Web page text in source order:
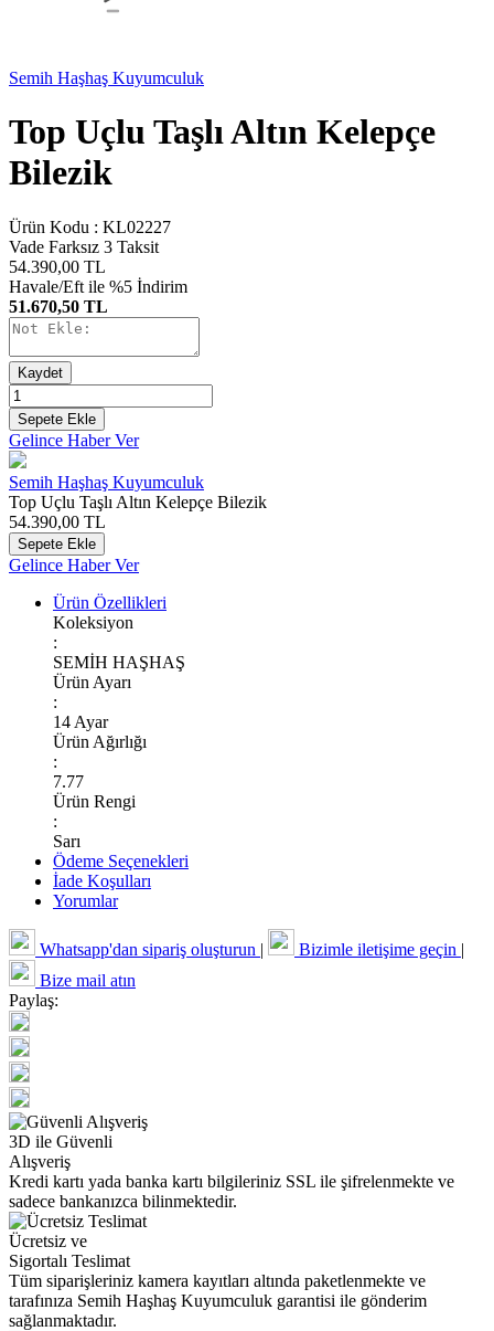
Semih Haşhaş Kuyumculuk
Top Uçlu Taşlı Altın Kelepçe
Bilezik
Ürün Kodu : KL02227
Vade Farksız 3 Taksit
54.390,00 TL
Havale/Eft ile %5 İndirim
51.670,50 TL
Kaydet
Sepete Ekle
Gelince Haber Ver
Semih Haşhaş Kuyumculuk
Top Uçlu Taşlı Altın Kelepçe Bilezik
54.390,00 TL
Sepete Ekle
Gelince Haber Ver
Ürün Özellikleri
Koleksiyon
:
SEMİH HAŞHAŞ
Ürün Ayarı
:
14 Ayar
Ürün Ağırlığı
:
7.77
Ürün Rengi
:
Sarı
Ödeme Seçenekleri
İade Koşulları
Yorumlar
Whatsapp'dan sipariş oluşturun | Bizimle iletişime geçin |
Bize mail atın
Paylaş:
3D ile Güvenli
Alışveriş
Kredi kartı yada banka kartı bilgileriniz SSL ile şifrelenmekte ve
sadece bankanızca bilinmektedir.
Ücretsiz ve
Sigortalı Teslimat
Tüm siparişleriniz kamera kayıtları altında paketlenmekte ve
tarafınıza Semih Haşhaş Kuyumculuk garantisi ile gönderim
sağlanmaktadır.